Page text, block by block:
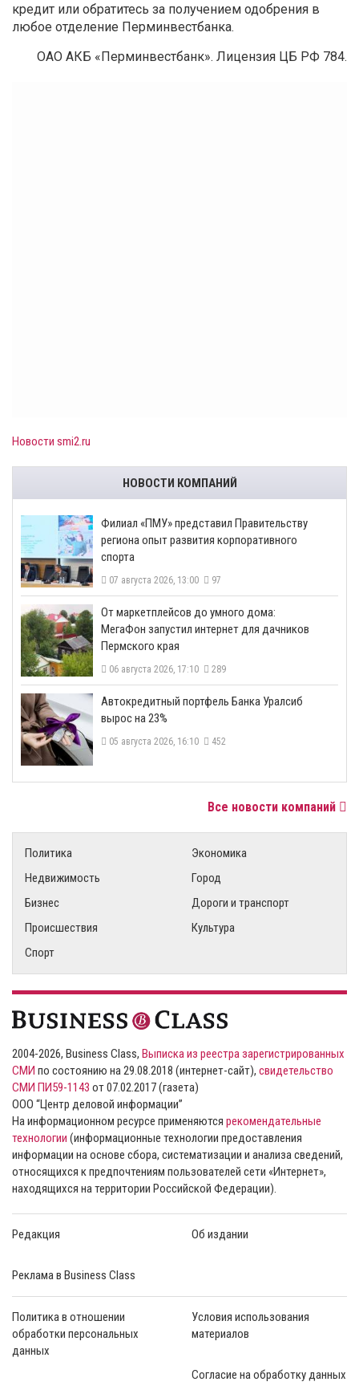
кредит или обратитесь за получением одобрения в
любое отделение Перминвестбанка.
ОАО АКБ «Перминвестбанк». Лицензия ЦБ РФ 784.
Новости smi2.ru
НОВОСТИ КОМПАНИЙ
​Филиал «ПМУ» представил Правительству
региона опыт развития корпоративного
спорта
07 августа 2026, 13:00 97
От маркетплейсов до умного дома:
МегаФон запустил интернет для дачников
Пермского края
06 августа 2026, 17:10 289
​Автокредитный портфель Банка Уралсиб
вырос на 23%
05 августа 2026, 16:10 452
Все новости компаний
Политика
Экономика
Недвижимость
Город
Бизнес
Дороги и транспорт
Происшествия
Культура
Спорт
2004-2026, Business Class, Выписка из реестра зарегистрированных
СМИ по состоянию на 29.08.2018 (интернет-сайт), свидетельство
СМИ ПИ59-1143 от 07.02.2017 (газета)
ООО “Центр деловой информации”
На информационном ресурсе применяются рекомендательные
технологии (информационные технологии предоставления
информации на основе сбора, систематизации и анализа сведений,
относящихся к предпочтениям пользователей сети «Интернет»,
находящихся на территории Российской Федерации).
Редакция Об издании
Реклама в Business Class
Политика в отношении
обработки персональных
данных
Условия использования
материалов
Согласие на обработку данных